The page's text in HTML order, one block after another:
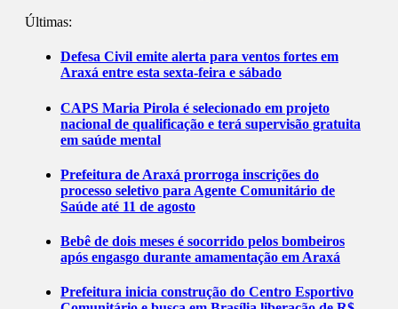
Últimas:
Defesa Civil emite alerta para ventos fortes em
Araxá entre esta sexta-feira e sábado
CAPS Maria Pirola é selecionado em projeto
nacional de qualificação e terá supervisão gratuita
em saúde mental
Prefeitura de Araxá prorroga inscrições do
processo seletivo para Agente Comunitário de
Saúde até 11 de agosto
Bebê de dois meses é socorrido pelos bombeiros
após engasgo durante amamentação em Araxá
Prefeitura inicia construção do Centro Esportivo